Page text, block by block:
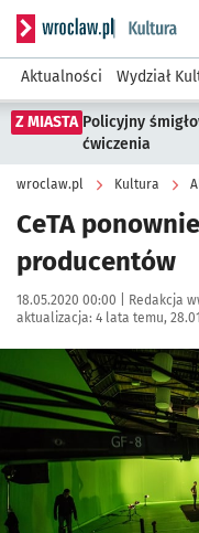
Serwis informacyjny
Aktualności Wydział
Z MIASTA Policyjny
ćwiczenia
wroclaw.pl Kultura
CeTA
producentów
Data publikacji:
18.05.2020 00:00 | Autor:
Redakcja
aktualizacja: 4 lata temu,
Kliknij, aby powiększyć